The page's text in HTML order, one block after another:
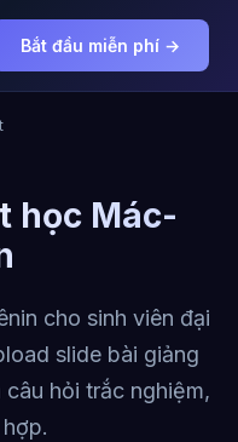
Bắt đầu miễn phí →
học Mác-
cho sinh viên đại
slide bài giảng
hỏi trắc nghiệm,